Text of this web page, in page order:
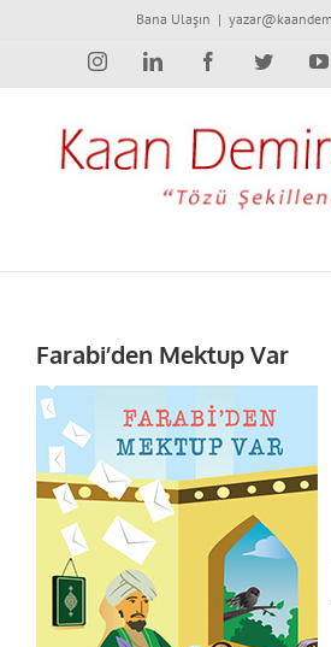
Bana Ulaşın |
InstagramLinkedIn FacebookTwitter
Farabi’den Mektup Var